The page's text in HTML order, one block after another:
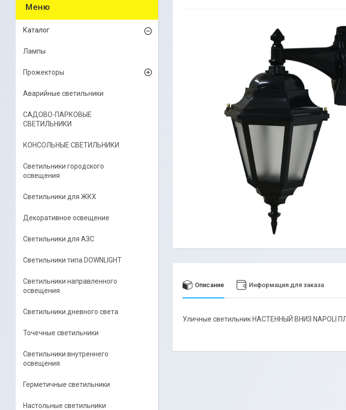
Описание Информация для заказа
Уличные светильник НАСТЕННЫЙ ВНИЗ NAPOLI
Каталог
Лампы
Прожекторы
Аварийные светильники
САДОВО-ПАРКОВЫЕ
СВЕТИЛЬНИКИ
КОНСОЛЬНЫЕ СВЕТИЛЬНИКИ
Светильники городского
освещения
Светильники для ЖКХ
Декоративное освещение
Светильники для АЗС
Светильники типа DOWNLIGHT
Светильники направленного
освещения
Светильники дневного света
Точечные светильники
Светильники внутреннего
освещения
Герметичные светильники
Настольные светильники